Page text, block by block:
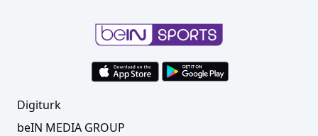
Digiturk
beIN MEDIA GROUP